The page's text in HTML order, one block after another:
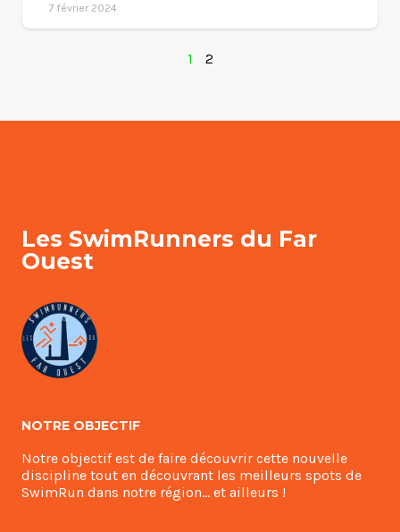
7 février 2024
1 2
Les SwimRunners du Far
Ouest
NOTRE OBJECTIF
Notre objectif est de faire découvrir cette nouvelle
discipline tout en découvrant les meilleurs spots de
SwimRun dans notre région… et ailleurs !